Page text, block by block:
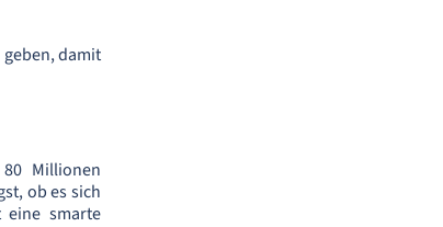
damit
Millionen
ob es sich
eine smarte